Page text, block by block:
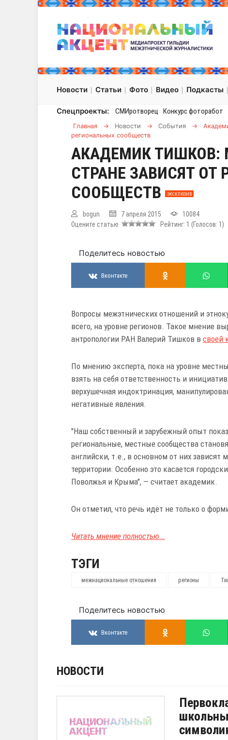
Новости Статьи Фото Видео Подкасты
Спецпроекты: СМИротворец Конкурс фоторабот
Главная → Новости → События →
региональных сообществ
АКАДЕМИК ТИШКОВ:
СТРАНЕ ЗАВИСЯТ ОТ
СООБЩЕСТВ
ЭКСКЛЮЗИВ
bogun 7 апреля 2015
10084
Оцените статью
Рейтинг: 1 (Голосов: 1 )
Поделитесь новостью
Вконтакте
Вопросы межэтнических отношений и
всего, на уровне регионов. Такое мнение
антропологии РАН Валерий Тишков в своей
По мнению эксперта, пока на уровне
взять на себя ответственность и
верхушечная индоктринация,
негативные явления.
"Наш собственный и зарубежный опыт
региональные, местные сообщества
английски, т.е., в основном от них зависят
территории. Особенно это касается
Поволжья и Крыма", — считает академик.
Он отметил, что речь идет не только о
Читать мнение полностью...
ТЭГИ
межнациональные отношения регионы
Поделитесь новостью
Вконтакте
НОВОСТИ